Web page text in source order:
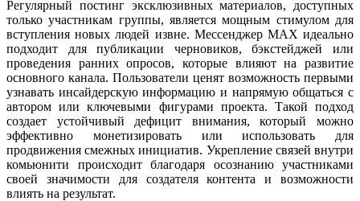
Регулярный постинг эксклюзивных материалов, доступных
только участникам группы, является мощным стимулом для
вступления новых людей извне. Мессенджер MAX идеально
подходит для публикации черновиков, бэкстейджей или
проведения ранних опросов, которые влияют на развитие
основного канала. Пользователи ценят возможность первыми
узнавать инсайдерскую информацию и напрямую общаться с
автором или ключевыми фигурами проекта. Такой подход
создает устойчивый дефицит внимания, который можно
эффективно монетизировать или использовать для
продвижения смежных инициатив. Укрепление связей внутри
комьюнити происходит благодаря осознанию участниками
своей значимости для создателя контента и возможности
влиять на результат.